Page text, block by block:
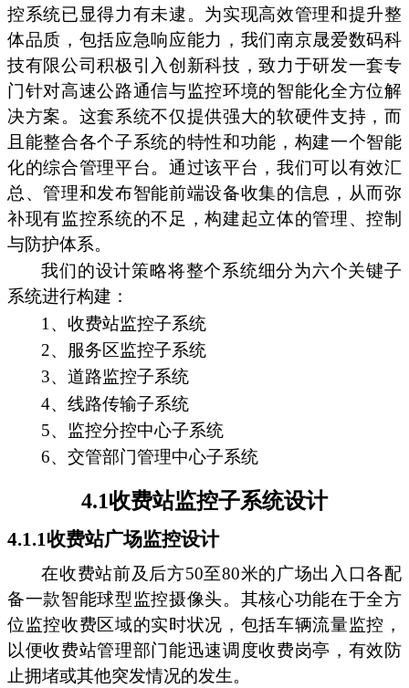
控系统已显得力有未逮。为实现高效管理和提升整
体品质，包括应急响应能力，我们南京晟爱数码科
技有限公司积极引入创新科技，致力于研发一套专
门针对高速公路通信与监控环境的智能化全方位解
决方案。这套系统不仅提供强大的软硬件支持，而
且能整合各个子系统的特性和功能，构建一个智能
化的综合管理平台。通过该平台，我们可以有效汇
总、管理和发布智能前端设备收集的信息，从而弥
补现有监控系统的不足，构建起立体的管理、控制
与防护体系。
我们的设计策略将整个系统细分为六个关键子
系统进行构建：
1、收费站监控子系统
2、服务区监控子系统
3、道路监控子系统
4、线路传输子系统
5、监控分控中心子系统
6、交管部门管理中心子系统
4.1收费站监控子系统设计
4.1.1收费站广场监控设计
在收费站前及后方50至80米的广场出入口各配
备一款智能球型监控摄像头。其核心功能在于全方
位监控收费区域的实时状况，包括车辆流量监控，
以便收费站管理部门能迅速调度收费岗亭，有效防
止拥堵或其他突发情况的发生。